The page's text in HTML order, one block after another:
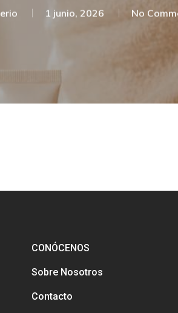
1 junio, 2026 No
CONÓCENOS
Sobre Nosotros
Contacto